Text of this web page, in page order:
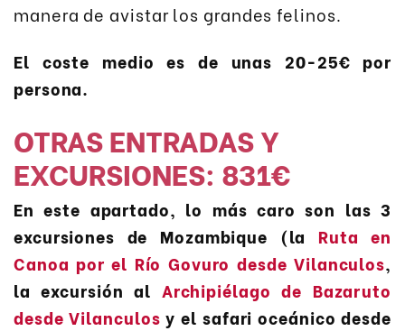
manera de avistar los grandes felinos.
El coste medio es de unas 20-25€ por
persona.
OTRAS ENTRADAS Y
EXCURSIONES: 831€
En este apartado, lo más caro son las 3
excursiones de Mozambique (la Ruta en
Canoa por el Río Govuro desde Vilanculos,
la excursión al Archipiélago de Bazaruto
desde Vilanculos y el safari oceánico desde